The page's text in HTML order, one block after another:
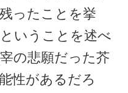
ったことを挙
いうことを述べ
の悲願だった芥
性があるだろ